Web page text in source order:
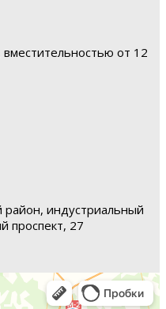
от 12
район, индустриальный
проспект, 27